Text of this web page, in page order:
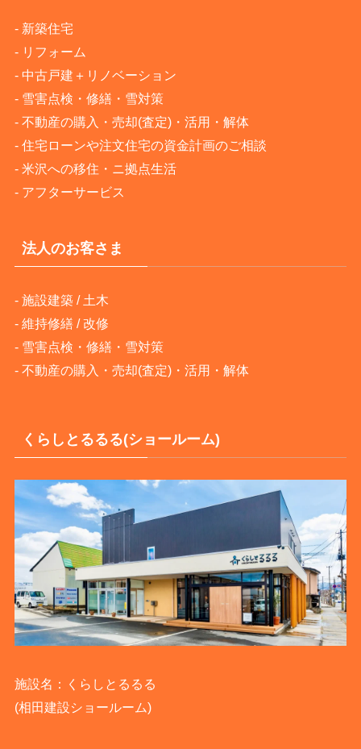
- 新築住宅
- リフォーム
- 中古戸建＋リノベーション
- 雪害点検・修繕・雪対策
- 不動産の購入・売却(査定)・活用・解体
- 住宅ローンや注文住宅の資金計画のご相談
- 米沢への移住・ニ拠点生活
- アフターサービス
法人のお客さま
- 施設建築 / 土木
- 維持修繕 / 改修
- 雪害点検・修繕・雪対策
- 不動産の購入・売却(査定)・活用・解体
くらしとるるる(ショールーム)
施設名：くらしとるるる
(相田建設ショールーム)